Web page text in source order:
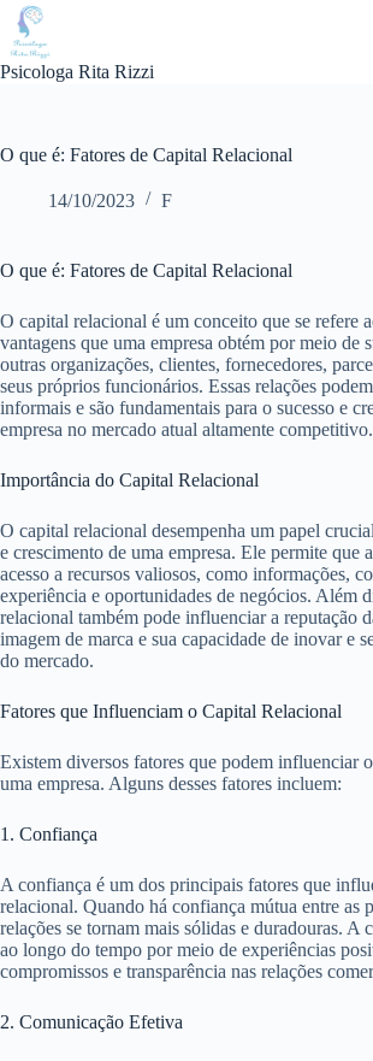
Pular
para
conteúdo
Psicologa Rita Rizzi
O que é: Fatores de Capital Relacional
14/10/2023 F
O que é: Fatores de Capital Relacional
O capital relacional é um conceito que se refere
vantagens que uma empresa obtém por meio de
outras organizações, clientes, fornecedores,
seus próprios funcionários. Essas relações
informais e são fundamentais para o sucesso e
empresa no mercado atual altamente competitivo.
Importância do Capital Relacional
O capital relacional desempenha um papel
e crescimento de uma empresa. Ele permite que
acesso a recursos valiosos, como informações,
experiência e oportunidades de negócios. Além
relacional também pode influenciar a reputação
imagem de marca e sua capacidade de inovar e
do mercado.
Fatores que Influenciam o Capital Relacional
Existem diversos fatores que podem influenciar
uma empresa. Alguns desses fatores incluem:
1. Confiança
A confiança é um dos principais fatores que
relacional. Quando há confiança mútua entre as
relações se tornam mais sólidas e duradouras. A
ao longo do tempo por meio de experiências
compromissos e transparência nas relações
2. Comunicação Efetiva